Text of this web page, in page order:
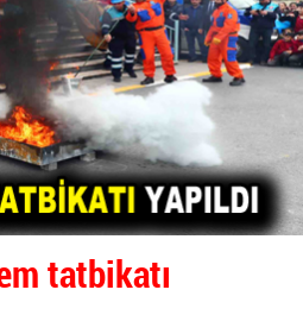
tatbikatı